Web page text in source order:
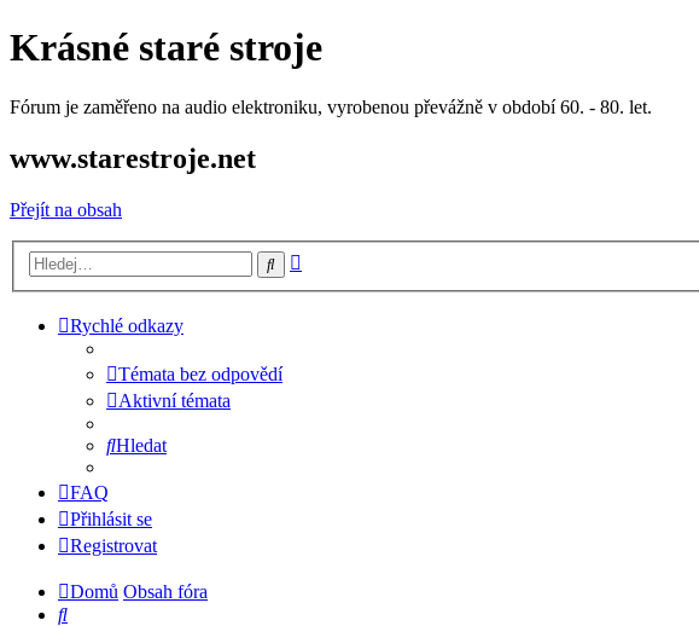
Krásné staré stroje
Fórum je zaměřeno na audio elektroniku, vyrobenou převážně v období 60. - 80. let.
www.starestroje.net
Přejít na obsah
Hledat
Rychlé odkazy
Témata bez odpovědí
Aktivní témata
Hledat
FAQ
Přihlásit se
Registrovat
Domů Obsah fóra
Hledat